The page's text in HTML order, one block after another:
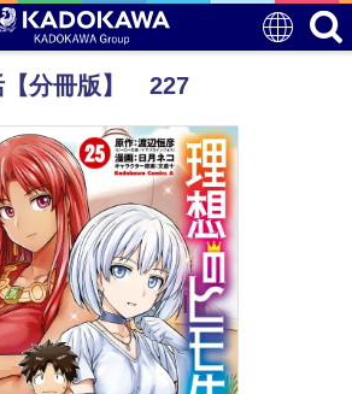
【分冊版】 227